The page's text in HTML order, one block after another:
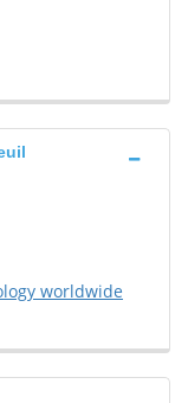
worldwide